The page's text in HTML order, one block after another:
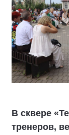
В сквере
тренеров,